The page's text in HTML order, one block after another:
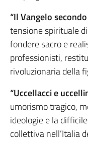
“Il Vangelo
tensione spirituale
fondere sacro e
professionisti,
rivoluzionaria della
“Uccellacci e
umorismo tragico,
ideologie e la
collettiva nell’Italia